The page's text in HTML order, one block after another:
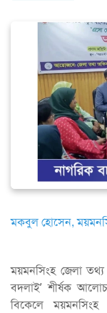
মকবুল হোসেন,
ময়মনসিংহ জেলা
বদলাই’ শীর্ষক
বিকেলে